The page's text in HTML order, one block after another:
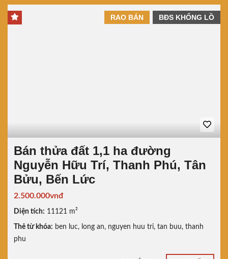
BĐS KHỔNG LỒ
RAO BÁN
Bán thửa đất 1,1 ha đường
Nguyễn Hữu Trí, Thanh Phú, Tân
Bửu, Bến Lức
2.500.000vnđ
Diện tích: 11121 m²
Thẻ từ khóa: ben luc, long an, nguyen huu tri, tan buu, thanh
phu